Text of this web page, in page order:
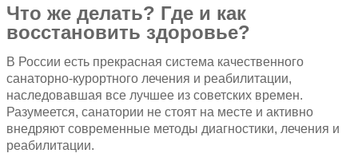
Что же делать? Где и как
восстановить здоровье?
В России есть прекрасная система качественного
санаторно-курортного лечения и реабилитации,
наследовавшая все лучшее из советских времен.
Разумеется, санатории не стоят на месте и активно
внедряют современные методы диагностики, лечения и
реабилитации.